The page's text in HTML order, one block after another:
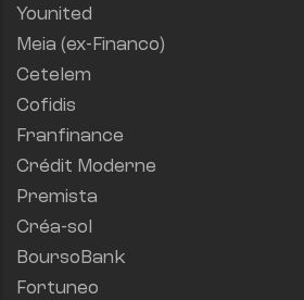
Younited
Meia (ex-Financo)
Cetelem
Cofidis
Franfinance
Crédit Moderne
Premista
Créa-sol
BoursoBank
Fortuneo